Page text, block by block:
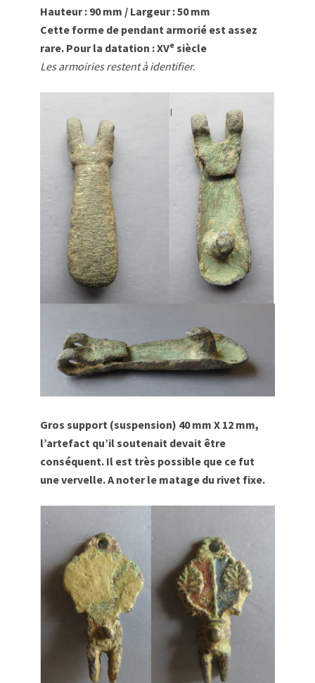
Hauteur : 90 mm / Largeur : 50 mm
Cette forme de pendant armorié est assez
rare. Pour la datation :XVesiècle
Les armoiries restent à identifier.
Gros support (suspension) 40 mm X 12 mm,
l’artefact qu’il soutenait devait être
conséquent. Il est très possible que ce fut
une vervelle. A noter le matage du rivet fixe.